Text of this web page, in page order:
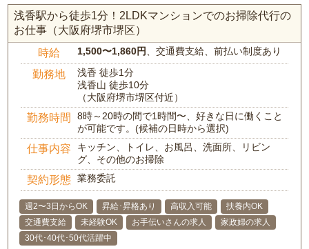
浅香駅から徒歩1分！2LDKマンションでのお掃除代行の
お仕事（大阪府堺市堺区）
時給 1,500〜1,860円、交通費支給、前払い制度あり
勤務地
浅香 徒歩1分
浅香山 徒歩10分
（大阪府堺市堺区付近）
勤務時間
8時～20時の間で1時間〜、好きな日に働くこと
が可能です。(候補の日時から選択)
仕事内容
キッチン、トイレ、お風呂、洗面所、リビン
グ、その他のお掃除
契約形態 業務委託
週2〜3日からOK 昇給･昇格あり 高収入可能
扶養内OK
交通費支給
未経験OK お手伝いさんの求人
家政婦の求人
30代･40代･50代活躍中